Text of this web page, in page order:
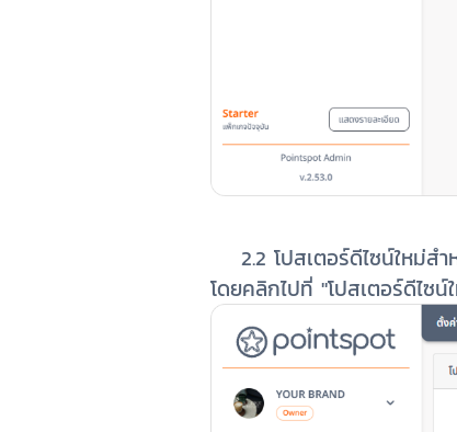
2.2 โปสเตอร์ดีไซน์ใหม่สำ
โดยคลิกไปที่ "โปสเตอร์ดีไซ